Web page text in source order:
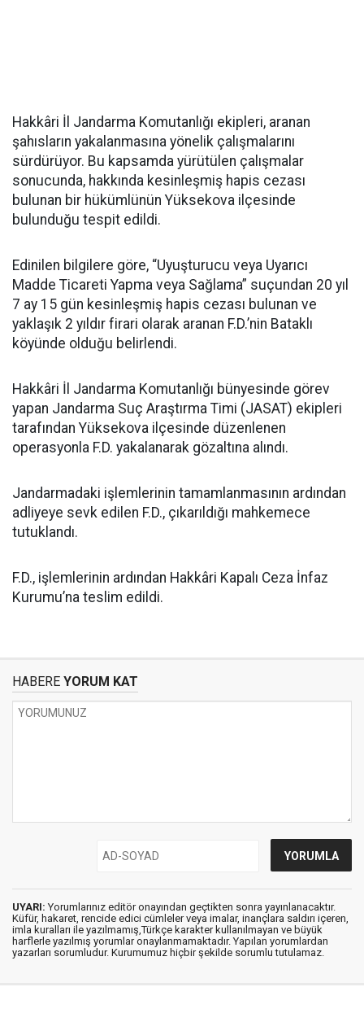
Hakkâri İl Jandarma Komutanlığı ekipleri, aranan
şahısların yakalanmasına yönelik çalışmalarını
sürdürüyor. Bu kapsamda yürütülen çalışmalar
sonucunda, hakkında kesinleşmiş hapis cezası
bulunan bir hükümlünün Yüksekova ilçesinde
bulunduğu tespit edildi.
Edinilen bilgilere göre, “Uyuşturucu veya Uyarıcı
Madde Ticareti Yapma veya Sağlama” suçundan 20 yıl
7 ay 15 gün kesinleşmiş hapis cezası bulunan ve
yaklaşık 2 yıldır firari olarak aranan F.D.’nin Bataklı
köyünde olduğu belirlendi.
Hakkâri İl Jandarma Komutanlığı bünyesinde görev
yapan Jandarma Suç Araştırma Timi (JASAT) ekipleri
tarafından Yüksekova ilçesinde düzenlenen
operasyonla F.D. yakalanarak gözaltına alındı.
Jandarmadaki işlemlerinin tamamlanmasının ardından
adliyeye sevk edilen F.D., çıkarıldığı mahkemece
tutuklandı.
F.D., işlemlerinin ardından Hakkâri Kapalı Ceza İnfaz
Kurumu’na teslim edildi.
HABERE YORUM KAT
UYARI: Yorumlarınız editör onayından geçtikten sonra yayınlanacaktır.
Küfür, hakaret, rencide edici cümleler veya imalar, inançlara saldırı içeren,
imla kuralları ile yazılmamış,Türkçe karakter kullanılmayan ve büyük
harflerle yazılmış yorumlar onaylanmamaktadır. Yapılan yorumlardan
yazarları sorumludur. Kurumumuz hiçbir şekilde sorumlu tutulamaz.